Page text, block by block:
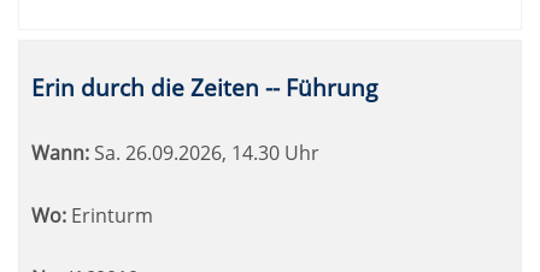
Erin durch die Zeiten -- Führung
Wann: Sa. 26.09.2026, 14.30 Uhr
Wo: Erinturm